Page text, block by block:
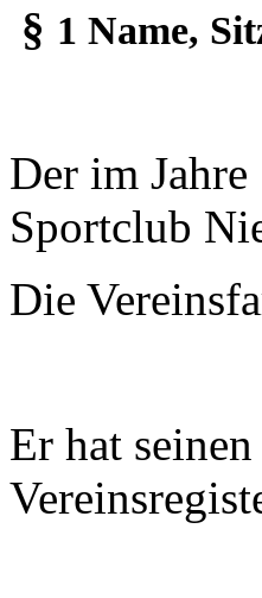
§ 1 Name,
Der im
Sportclub
Die
Er hat